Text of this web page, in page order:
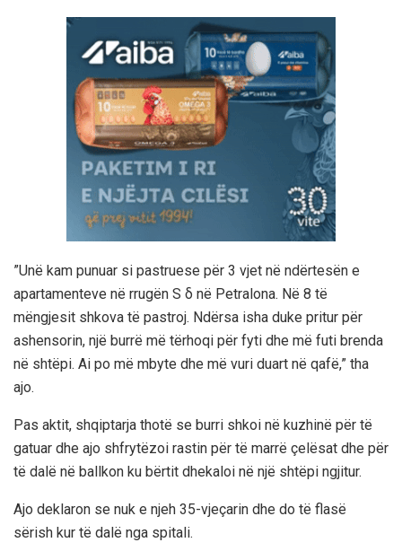
”Unë kam punuar si pastruese për 3 vjet në ndërtesën e
apartamenteve në rrugën S δ në Petralona. Në 8 të
mëngjesit shkova të pastroj. Ndërsa isha duke pritur për
ashensorin, një burrë më tërhoqi për fyti dhe më futi brenda
në shtëpi. Ai po më mbyte dhe më vuri duart në qafë,” tha
ajo.
Pas aktit, shqiptarja thotë se burri shkoi në kuzhinë për të
gatuar dhe ajo shfrytëzoi rastin për të marrë çelësat dhe për
të dalë në ballkon ku bërtit dhekaloi në një shtëpi ngjitur.
Ajo deklaron se nuk e njeh 35-vjeçarin dhe do të flasë
sërish kur të dalë nga spitali.